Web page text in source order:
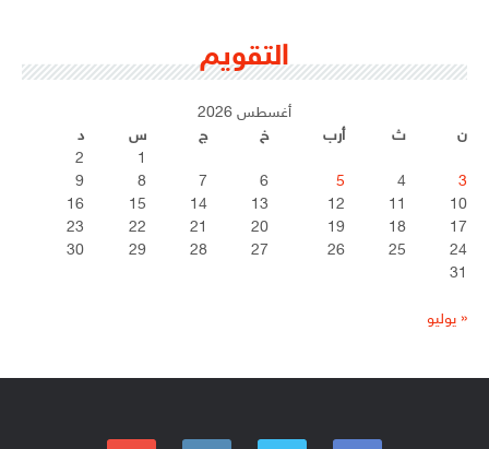
التقويم
أغسطس 2026
ن
ث أرب خ ج س
د
1
2
3
4
5
6
7
8
9
10
11
12
13
14
15
16
17
18
19
20
21
22
23
24
25
26
27
28
29
30
31
« يوليو